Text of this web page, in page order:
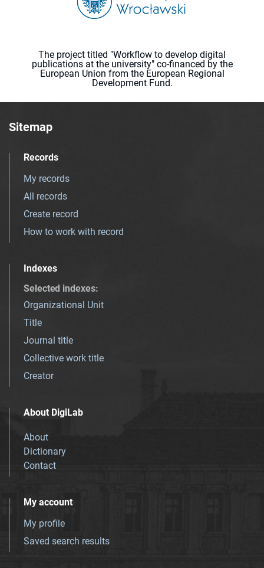
The project titled "Workflow to develop digital
publications at the university" co-financed by the
European Union from the European Regional
Development Fund.
Sitemap
Records
My records
All records
Create record
How to work with record
Indexes
Selected indexes:
Organizational Unit
Title
Journal title
Collective work title
Creator
About DigiLab
About
Dictionary
Contact
My account
My profile
Saved search results